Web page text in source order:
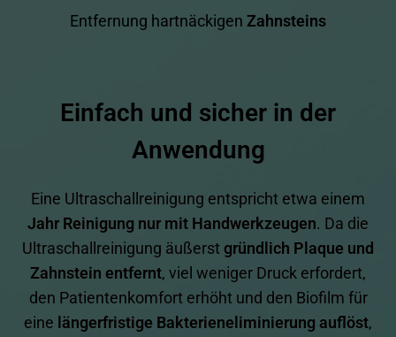
Entfernung hartnäckigen Zahnsteins
Einfach und sicher in der
Anwendung
Eine Ultraschallreinigung entspricht etwa einem
Jahr Reinigung nur mit Handwerkzeugen. Da die
Ultraschallreinigung äußerst gründlich Plaque und
Zahnstein entfernt, viel weniger Druck erfordert,
den Patientenkomfort erhöht und den Biofilm für
eine längerfristige Bakterieneliminierung auflöst,